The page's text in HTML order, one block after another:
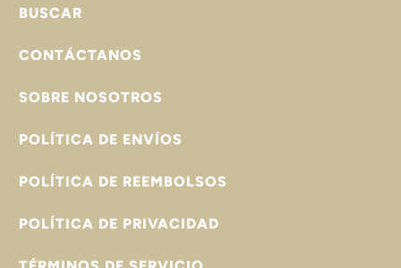
BUSCAR
CONTÁCTANOS
SOBRE NOSOTROS
POLÍTICA DE ENVÍOS
POLÍTICA DE REEMBOLSOS
POLÍTICA DE PRIVACIDAD